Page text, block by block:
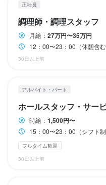
正社員
調理師・調理スタッフ
月給： 27万円〜35万円
12：00〜23：00（休憩含む） ＜ 営業時間
30日以上前
アルバイト・パート
ホールスタッフ・サー
時給： 1,500円〜
15：00〜23：00（シフト制） ※18：00〜23：00入れる方大歓迎！ ダブルワ
フルタイム歓迎
30日以上前
髪色・髪型自由
他店舗視察
社会保険完備 制服貸与 髪型自由
仕事内容
店舗運営全般やホールでの接
す。
まずはホール業務を中心に覚
髪色・髪型自由
他店舗視察
社会保険完備 制服貸与 髪型自由
仕事内容
・レジ対応、予約管理、配膳
・アルバイトスタッフの指導
・売上や原価の管理
髪色・髪型自由
他店舗視察
社会保険完備 制服貸与 髪型自由
仕事内容
食材の発注から仕込み、調理
業務を幅広く担当していただ
にも関われるため、料理人と
髪色・髪型自由
他店舗視察
社会保険完備 制服貸与 髪型自由
仕事内容
食材の発注から仕込み、調理
業務を幅広く担当していただ
にも関われるため、料理人と
待遇
社会保険完備
従業員割引あり
制服貸与
社会保険完備 制服貸与
特徴
未経験者歓迎 駅チカ(徒歩5分以内)
従業員割引あり
制服貸与
髪色・髪型自由
社員登用制度
社会保険完備 社員登用制
特徴
駅チカ(徒歩5分以内)
仕事内容
キッチンでの仕込み作業をは